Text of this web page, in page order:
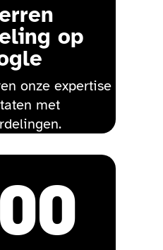
op
onze expertise
met